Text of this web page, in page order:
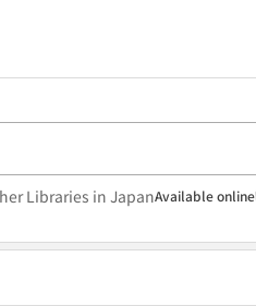
Libraries in JapanAvailable online